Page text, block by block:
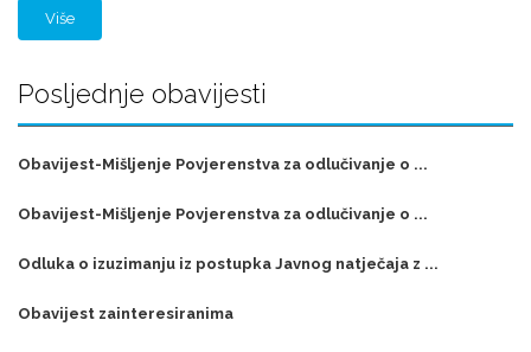
Više
Posljednje obavijesti
Obavijest-Mišljenje Povjerenstva za odlučivanje o ...
Obavijest-Mišljenje Povjerenstva za odlučivanje o ...
Odluka o izuzimanju iz postupka Javnog natječaja z ...
Obavijest zainteresiranima